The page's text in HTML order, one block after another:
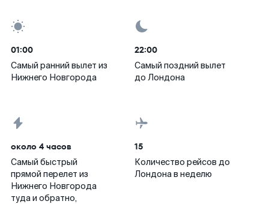
01:00
Самый ранний вылет из
Нижнего Новгорода
22:00
Самый поздний вылет
до Лондона
около 4 часов
Самый быстрый
прямой перелет из
Нижнего Новгорода
туда и обратно,
15
Количество рейсов до
Лондона в неделю